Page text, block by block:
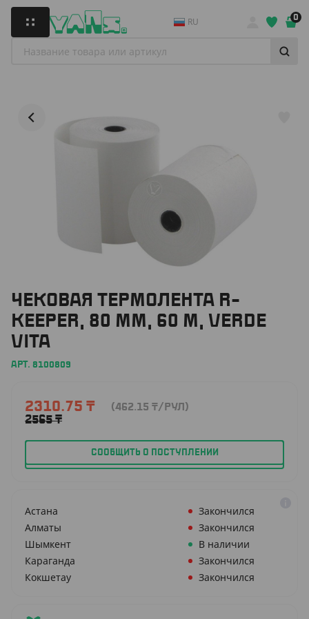
RU 0
ЧЕКОВАЯ ТЕРМОЛЕНТА R-
KEEPER, 80 ММ, 60 М, VERDE
VITA
АРТ. 8100809
2310.75 ₸
2565₸
(462.15 ₸/РУЛ)
СООБЩИТЬ О ПОСТУПЛЕНИИ
Астана
Закончился
Алматы
Закончился
Шымкент
В наличии
Караганда
Закончился
Кокшетау
Закончился